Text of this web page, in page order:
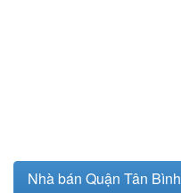
Nhà bán Quận Tân Bình